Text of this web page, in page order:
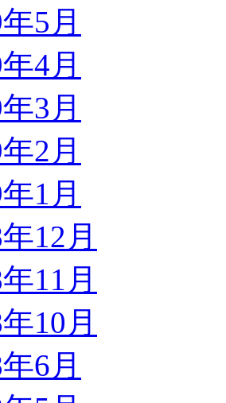
5月
4月
3月
2月
1月
12月
11月
10月
6月